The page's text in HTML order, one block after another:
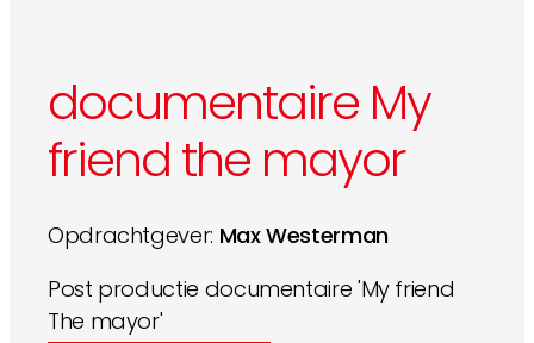
documentaire My
friend the mayor
Opdrachtgever: Max Westerman
Post productie documentaire 'My friend
The mayor'